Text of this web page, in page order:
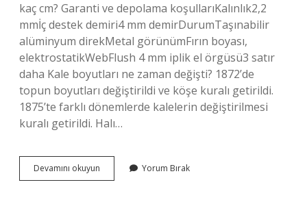
kaç cm? Garanti ve depolama koşullarıKalınlık2,2
mmİç destek demiri4 mm demirDurumTaşınabilir
alüminyum direkMetal görünümFırın boyası,
elektrostatikWebFlush 4 mm iplik el örgüsü3 satır
daha Kale boyutları ne zaman değişti? 1872’de
topun boyutları değiştirildi ve köşe kuralı getirildi.
1875’te farklı dönemlerde kalelerin değiştirilmesi
kuralı getirildi. Halı…
Devamını okuyun Şampiyonlar
Ligi
Yorum Bırak